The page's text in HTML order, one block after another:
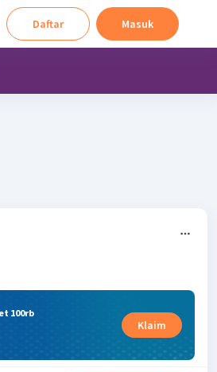
Daftar Masuk
100rb
Klaim